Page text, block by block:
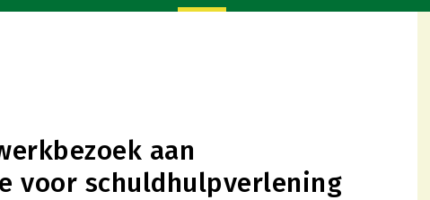
aan
voor schuldhulpverlening